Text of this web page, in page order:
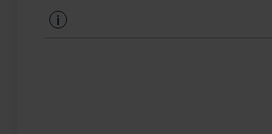
i